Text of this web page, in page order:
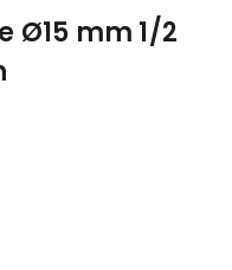
Ø15 mm 1/2